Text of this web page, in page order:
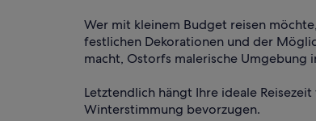
Wer mit kleinem Budget reisen
festlichen Dekorationen und der
macht, Ostorfs malerische Umgebung
Letztendlich hängt Ihre ideale
Winterstimmung bevorzugen.